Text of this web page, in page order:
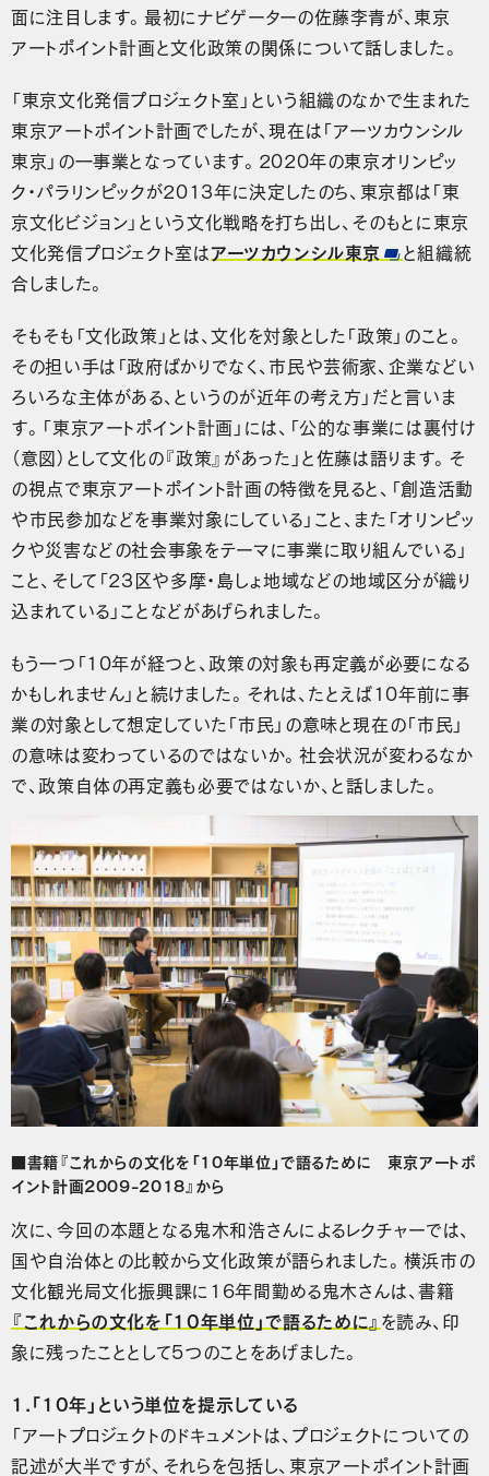
面に注目します。最初にナビゲーターの佐藤李青が、東京
アートポイント計画と文化政策の関係について話しました。
「東京文化発信プロジェクト室」という組織のなかで生まれた
東京アートポイント計画でしたが、現在は「アーツカウンシル
東京」の一事業となっています。2020年の東京オリンピッ
ク・パラリンピックが2013年に決定したのち、東京都は「東
京文化ビジョン」という文化戦略を打ち出し、そのもとに東京
文化発信プロジェクト室はアーツカウンシル東京
と組織統
合しました。
そもそも「文化政策」とは、文化を対象とした「政策」のこと。
その担い手は「政府ばかりでなく、市民や芸術家、企業などい
ろいろな主体がある、というのが近年の考え方」だと言いま
す。「東京アートポイント計画」には、「公的な事業には裏付け
（意図）として文化の『政策』があった」と佐藤は語ります。そ
の視点で東京アートポイント計画の特徴を見ると、「創造活動
や市民参加などを事業対象にしている」こと、また「オリンピッ
クや災害などの社会事象をテーマに事業に取り組んでいる」
こと、そして「23区や多摩・島しょ地域などの地域区分が織り
込まれている」ことなどがあげられました。
もう一つ「10年が経つと、政策の対象も再定義が必要になる
かもしれません」と続けました。それは、たとえば10年前に事
業の対象として想定していた「市民」の意味と現在の「市民」
の意味は変わっているのではないか。社会状況が変わるなか
で、政策自体の再定義も必要ではないか、と話しました。
■書籍『これからの文化を「10年単位」で語るために 東京アートポ
イント計画2009-2018』から
次に、今回の本題となる鬼木和浩さんによるレクチャーでは、
国や自治体との比較から文化政策が語られました。横浜市の
文化観光局文化振興課に16年間勤める鬼木さんは、書籍
『これからの文化を「10年単位」で語るために』 を読み、印
象に残ったこととして5つのことをあげました。
1.「10年」という単位を提示している
「アートプロジェクトのドキュメントは、プロジェクトについての
記述が大半ですが、それらを包括し、東京アートポイント計画